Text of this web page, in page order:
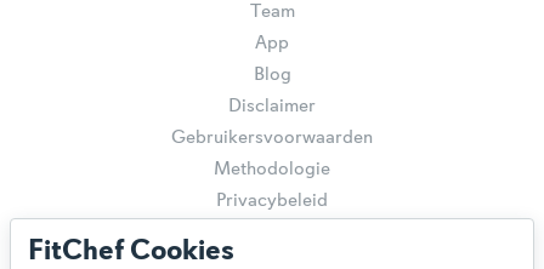
Team
App
Blog
Disclaimer
Gebruikersvoorwaarden
Methodologie
Privacybeleid
Betaalmethoden
FitChef Cookies